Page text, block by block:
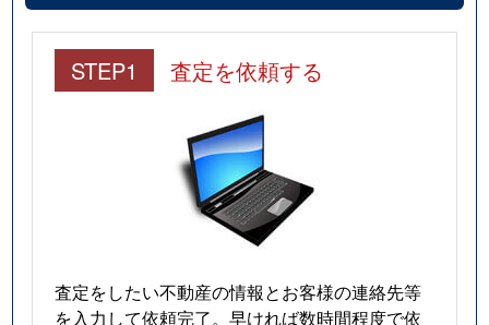
STEP1 査定を依頼する
査定をしたい不動産の情報とお客様の連絡先等
を入力して依頼完了。早ければ数時間程度で依